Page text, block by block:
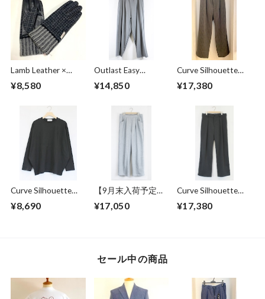
Lamb Leather ×
Combination
¥8,580
Outlast Easy
¥14,850
Curve Silhouette
Stripe
¥17,380
Curve Silhouette
¥8,690
【9月末入荷予定】
Pants Gray
¥17,050
Curve Silhouette
Charcoal
¥17,380
セール中の商品